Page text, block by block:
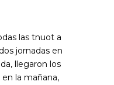
las tnuot a
jornadas en
llegaron los
la mañana,